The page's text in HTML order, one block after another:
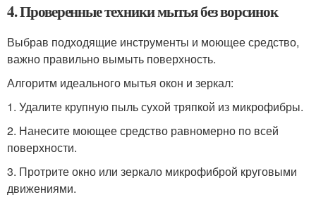
4. Проверенные техники мытья без ворсинок
Выбрав подходящие инструменты и моющее средство,
важно правильно вымыть поверхность.
Алгоритм идеального мытья окон и зеркал:
1. Удалите крупную пыль сухой тряпкой из микрофибры.
2. Нанесите моющее средство равномерно по всей
поверхности.
3. Протрите окно или зеркало микрофиброй круговыми
движениями.